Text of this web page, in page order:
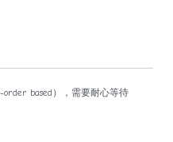
based），需要耐心等待